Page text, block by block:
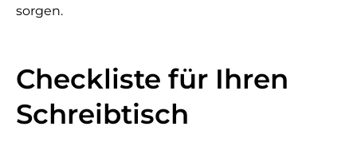
sorgen.
Checkliste für Ihren
Schreibtisch